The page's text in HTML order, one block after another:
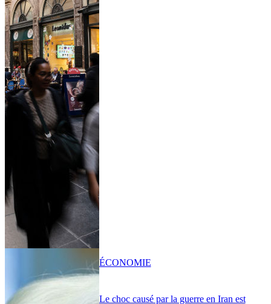
Le choc causé par la guerre en Iran est
ÉCONOMIE